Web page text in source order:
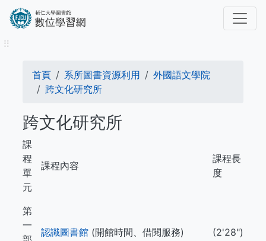
內
⠿
導
航
連
結
首頁 系所圖書資源利用
外國語文學院
跨文化研究所
跨文化研究所
課
程
單
元
課程內容
課程長
度
第
一
認識圖書館 (開館時間、借閱服務) (2'28")